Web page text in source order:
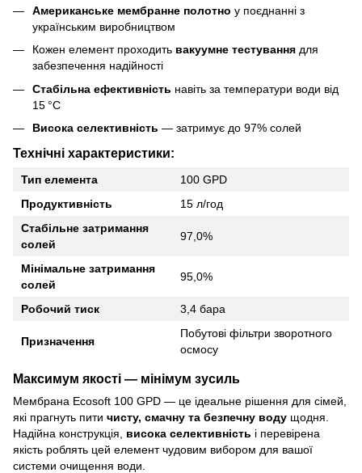
Американське мембранне полотно у поєднанні з
українським виробництвом
Кожен елемент проходить вакуумне тестування для
забезпечення надійності
Стабільна ефективність навіть за температури води від
15 °C
Висока селективність — затримує до 97% солей
Технічні характеристики:
Тип елемента
100 GPD
Продуктивність
15 л/год
Стабільне затримання
солей
97,0%
Мінімальне затримання
солей
95,0%
Робочий тиск 3,4 бара
Призначення
Побутові фільтри зворотного
осмосу
Максимум якості — мінімум зусиль
Мембрана Ecosoft 100 GPD — це ідеальне рішення для сімей,
які прагнуть пити чисту, смачну та безпечну воду щодня.
Надійна конструкція, висока селективність і перевірена
якість роблять цей елемент чудовим вибором для вашої
системи очищення води.